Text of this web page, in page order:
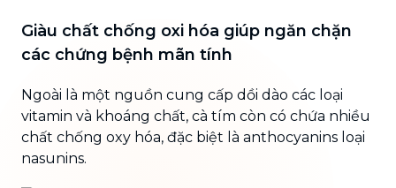
Giàu chất chống oxi hóa giúp ngăn chặn
các chứng bệnh mãn tính
Ngoài là một nguồn cung cấp dồi dào các loại
vitamin và khoáng chất, cà tím còn có chứa nhiều
chất chống oxy hóa, đặc biệt là anthocyanins loại
nasunins.